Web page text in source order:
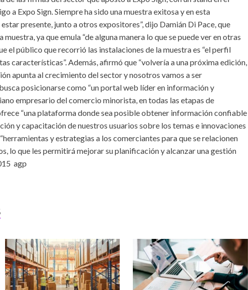
a Expo Sign. Siempre ha sido una muestra exitosa y en esta
presente, junto a otros expositores”, dijo Damián Di Pace, que
ya que emula “de alguna manera lo que se puede ver en otras
el público que recorrió las instalaciones de la muestra es “el perfil
características”. Además, afirmó que “volvería a una próxima edición,
apunta al crecimiento del sector y nosotros vamos a ser
posicionarse como “un portal web líder en información y
empresario del comercio minorista, en todas las etapas de
“una plataforma donde sea posible obtener información confiable
y capacitación de nuestros usuarios sobre los temas e innovaciones
y estrategias a los comerciantes para que se relacionen
lo que les permitirá mejorar su planificación y alcanzar una gestión
agp